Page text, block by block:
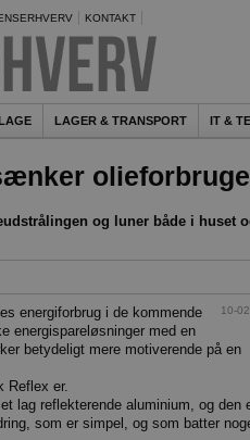
KONTAKT
LAGER & TRANSPORT IT &
og luner både i huset
10-
energiforbrug i de kommende
energispareløsninger med en
betydeligt mere motiverende på en
Reflex er.
lag reflekterende aluminium, og den
som er simpel, og som batter